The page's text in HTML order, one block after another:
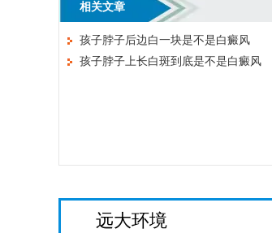
相关文章
孩子脖子后边白一块是不是白癜风
孩子脖子上长白斑到底是不是白癜风
远大环境